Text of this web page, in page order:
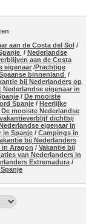
:
aan de Costa del Sol /
/ Nederlandse
aan de Costa
eigenaar /Prachtige
binnenland
/
bij Nederlanders op
eigenaar in
/ De mooiste
Spanje/ Heerlijke
De mooiste Nederlandse
dichtbij
eigenaar in
in Spanje /Campings in
bij Nederlanders
in Aragon / Vakantie bij
van Nederlanders in
Extremadura/